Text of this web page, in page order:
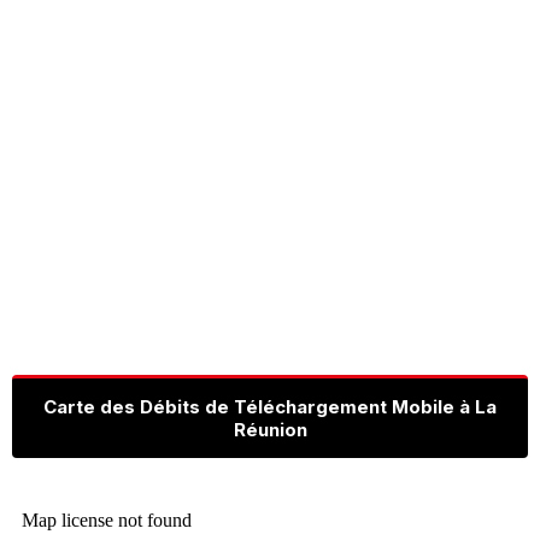
Carte des Débits de Téléchargement Mobile à La
Réunion